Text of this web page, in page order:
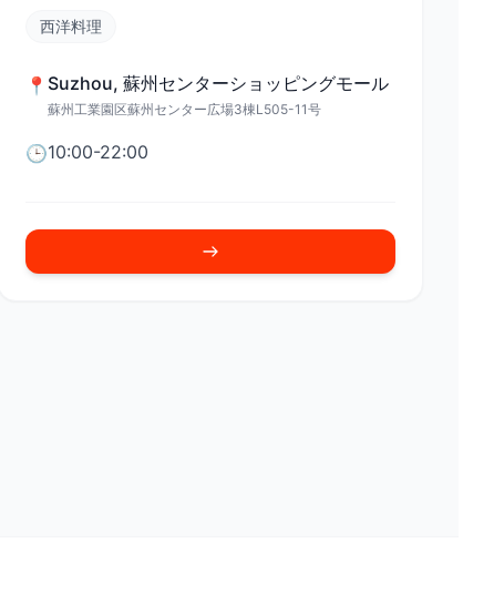
西洋料理
📍 Suzhou, 蘇州センターショッピングモール
蘇州工業園区蘇州センター広場3棟L505-11号
🕒10:00-22:00